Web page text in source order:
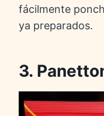
fácilmente
ya preparados.
3.